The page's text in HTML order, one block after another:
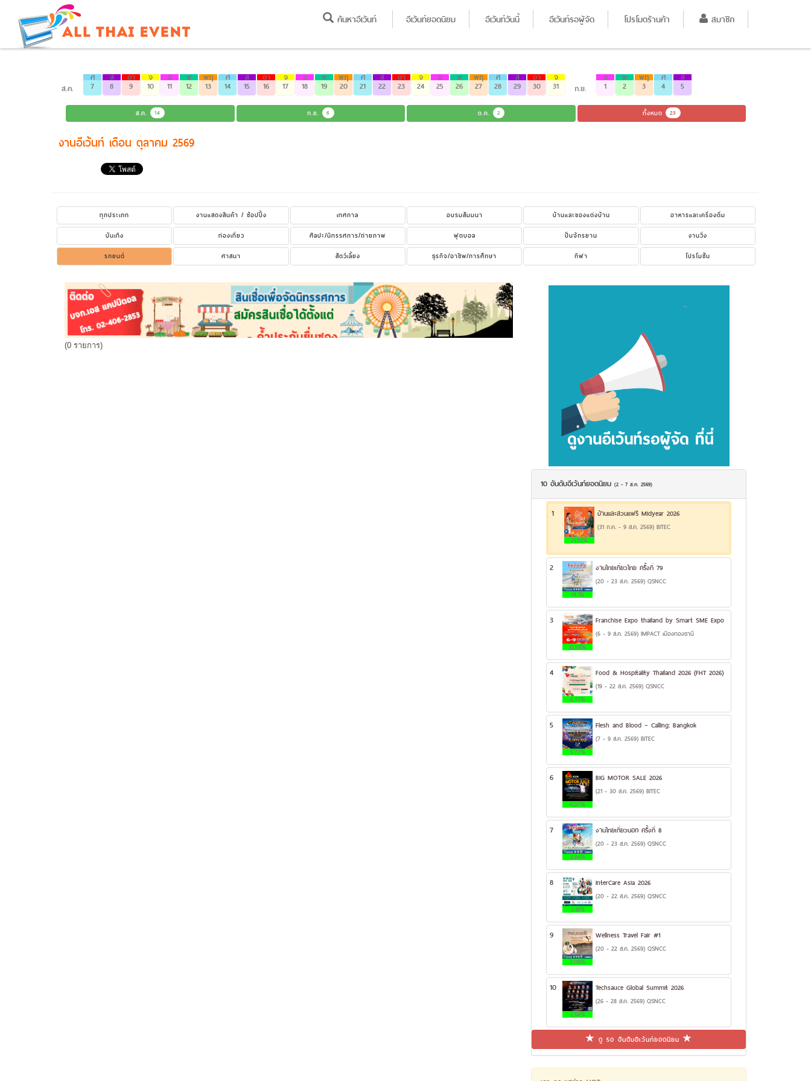
ค้นหาอีเว้นท์ อีเว้นท์ยอดนิยม อีเว้นท์วันนี้ อีเว้นท์รอผู้จัด โปรโมตร้านค้า สมาชิก
ส.ค.
ศ
7
ส
8
อา
9
จ
10
อ
11
พ
12
พฤ
13
ศ
14
ส
15
อา
16
จ
17
อ
18
พ
19
พฤ
20
ศ
21
ส
22
อา
23
จ
24
อ
25
พ
26
พฤ
27
ศ
28
ส
29
อา
30
จ
31 ก.ย.
อ
1
พ
2
พฤ
3
ศ
4
ส
5
ส.ค. 14 ก.ย. 6 ต.ค. 2 ทั้งหมด 23
งานอีเว้นท์ เดือน ตุลาคม 2569
ทุกประเภท งานแสดงสินค้า / ช้อปปิ้ง เทศกาล อบรมสัมมนา บ้านและของแต่งบ้าน
อาหารและเครื่องดื่ม
บันเทิง
ท่องเที่ยว ศิลปะ/นิทรรศการ/ถ่ายภาพ ฟุตบอล ปั่นจักรยาน
งานวิ่ง
รถยนต์
ศาสนา สัตว์เลี้ยง ธุรกิจ/อาชีพ/การศึกษา กีฬา โปรโมชั่น
(0 รายการ)
10 อันดับอีเว้นท์ยอดนิยม(2 - 7 ส.ค. 2569)
1
21.93%
บ้านและสวนแฟร์ Midyear 2026
(31 ก.ค. - 9 ส.ค. 2569) BITEC
2
14.1%
งานไทยเที่ยวไทย ครั้งที่ 79
(20 - 23 ส.ค. 2569) QSNCC
3
12.59%
Franchise Expo thailand by Smart SME Expo
(6 - 9 ส.ค. 2569) IMPACT เมืองทองธานี
4
6.77%
Food & Hospitality Thailand 2026 (FHT 2026)
(19 - 22 ส.ค. 2569) QSNCC
5
5.77%
Flesh and Blood – Calling: Bangkok
(7 - 9 ส.ค. 2569) BITEC
6
4.07%
BIG MOTOR SALE 2026
(21 - 30 ส.ค. 2569) BITEC
7
3.84%
งานไทยเที่ยวนอก ครั้งที่ 8
(20 - 23 ส.ค. 2569) QSNCC
8
3.19%
InterCare Asia 2026
(20 - 22 ส.ค. 2569) QSNCC
9
3.09%
Wellness Travel Fair #1
(20 - 22 ส.ค. 2569) QSNCC
10
2.58%
Techsauce Global Summit 2026
(26 - 28 ส.ค. 2569) QSNCC
ดู 50 อันดับอีเว้นท์ยอดนิยม